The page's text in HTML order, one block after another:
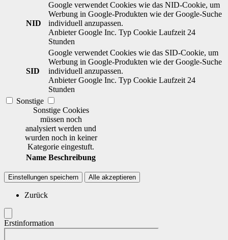
NID
Google verwendet Cookies wie das NID-Cookie, um
Werbung in Google-Produkten wie der Google-Suche
individuell anzupassen.
Anbieter Google Inc. Typ Cookie Laufzeit 24
Stunden
SID
Google verwendet Cookies wie das SID-Cookie, um
Werbung in Google-Produkten wie der Google-Suche
individuell anzupassen.
Anbieter Google Inc. Typ Cookie Laufzeit 24
Stunden
Sonstige
Sonstige Cookies
müssen noch
analysiert werden und
wurden noch in keiner
Kategorie eingestuft.
Name Beschreibung
Einstellungen speichern Alle akzeptieren
Zurück
Erstinformation